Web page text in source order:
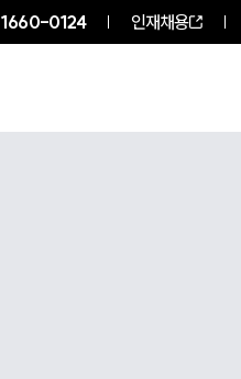
1660-0124 인재채용